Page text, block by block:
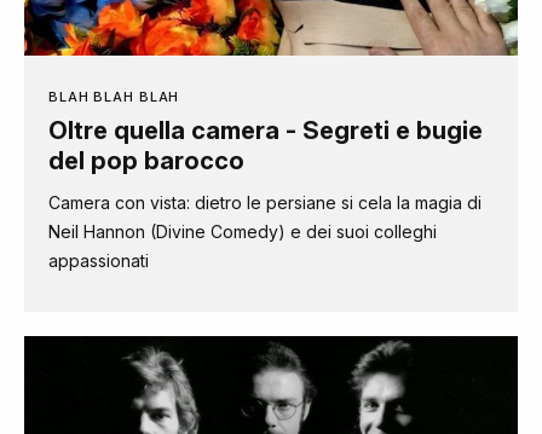
BLAH BLAH BLAH
Oltre quella camera - Segreti e bugie
del pop barocco
Camera con vista: dietro le persiane si cela la magia di
Neil Hannon (Divine Comedy) e dei suoi colleghi
appassionati